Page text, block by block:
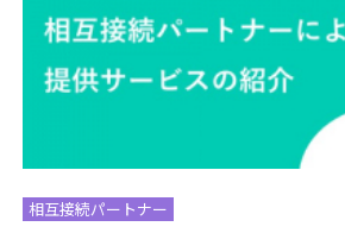
相互接続パートナー